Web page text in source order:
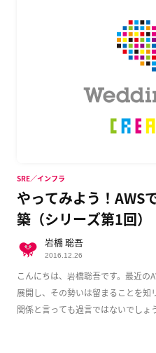
やってみよう！AWS
築（シリーズ第1回）
こんにちは、岩橋聡吾です。最近の
展開し、その勢いは留まることを
関係と言っても過言ではないでしょ
SRE／インフラ
岩橋 聡吾
2016.12.26